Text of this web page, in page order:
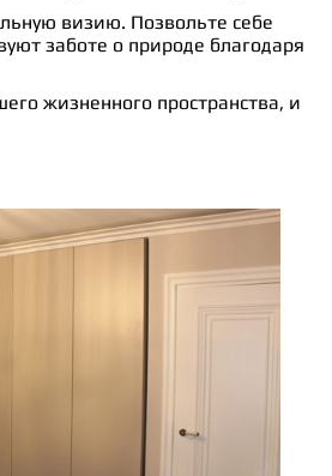
визию. Позвольте себе
заботе о природе благодаря
жизненного пространства, и